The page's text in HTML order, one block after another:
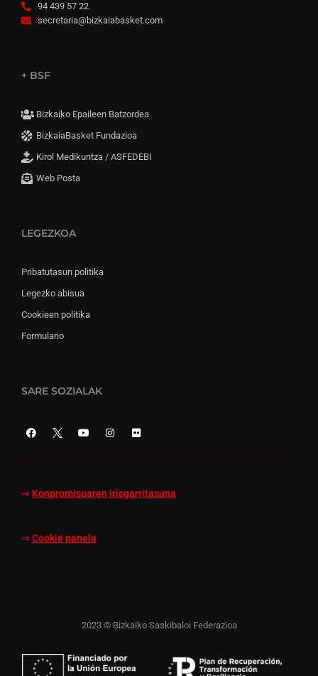
94 439 57 22
secretaria@bizkaiabasket.com
+ BSF
Bizkaiko Epaileen Batzordea
BizkaiaBasket Fundazioa
Kirol Medikuntza / ASFEDEBI
Web Posta
LEGEZKOA
Pribatutasun politika
Legezko abisua
Cookieen politika
Formulario
SARE SOZIALAK
⇒ Konpromisoaren irisgarritasuna
⇒ Cookie panela
2023 © Bizkaiko Saskibaloi Federazioa